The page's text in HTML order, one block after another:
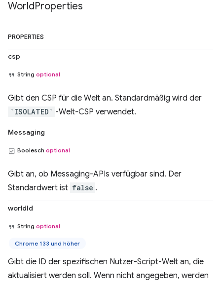
WorldProperties
PROPERTIES
csp
String optional
Gibt den CSP für die Welt an. Standardmäßig wird der
`ISOLATED` -Welt-CSP verwendet.
Messaging
Boolesch optional
Gibt an, ob Messaging-APIs verfügbar sind. Der
Standardwert ist false .
worldId
String optional
Chrome 133 und höher
Gibt die ID der spezifischen Nutzer-Script-Welt an, die
aktualisiert werden soll. Wenn nicht angegeben, werden